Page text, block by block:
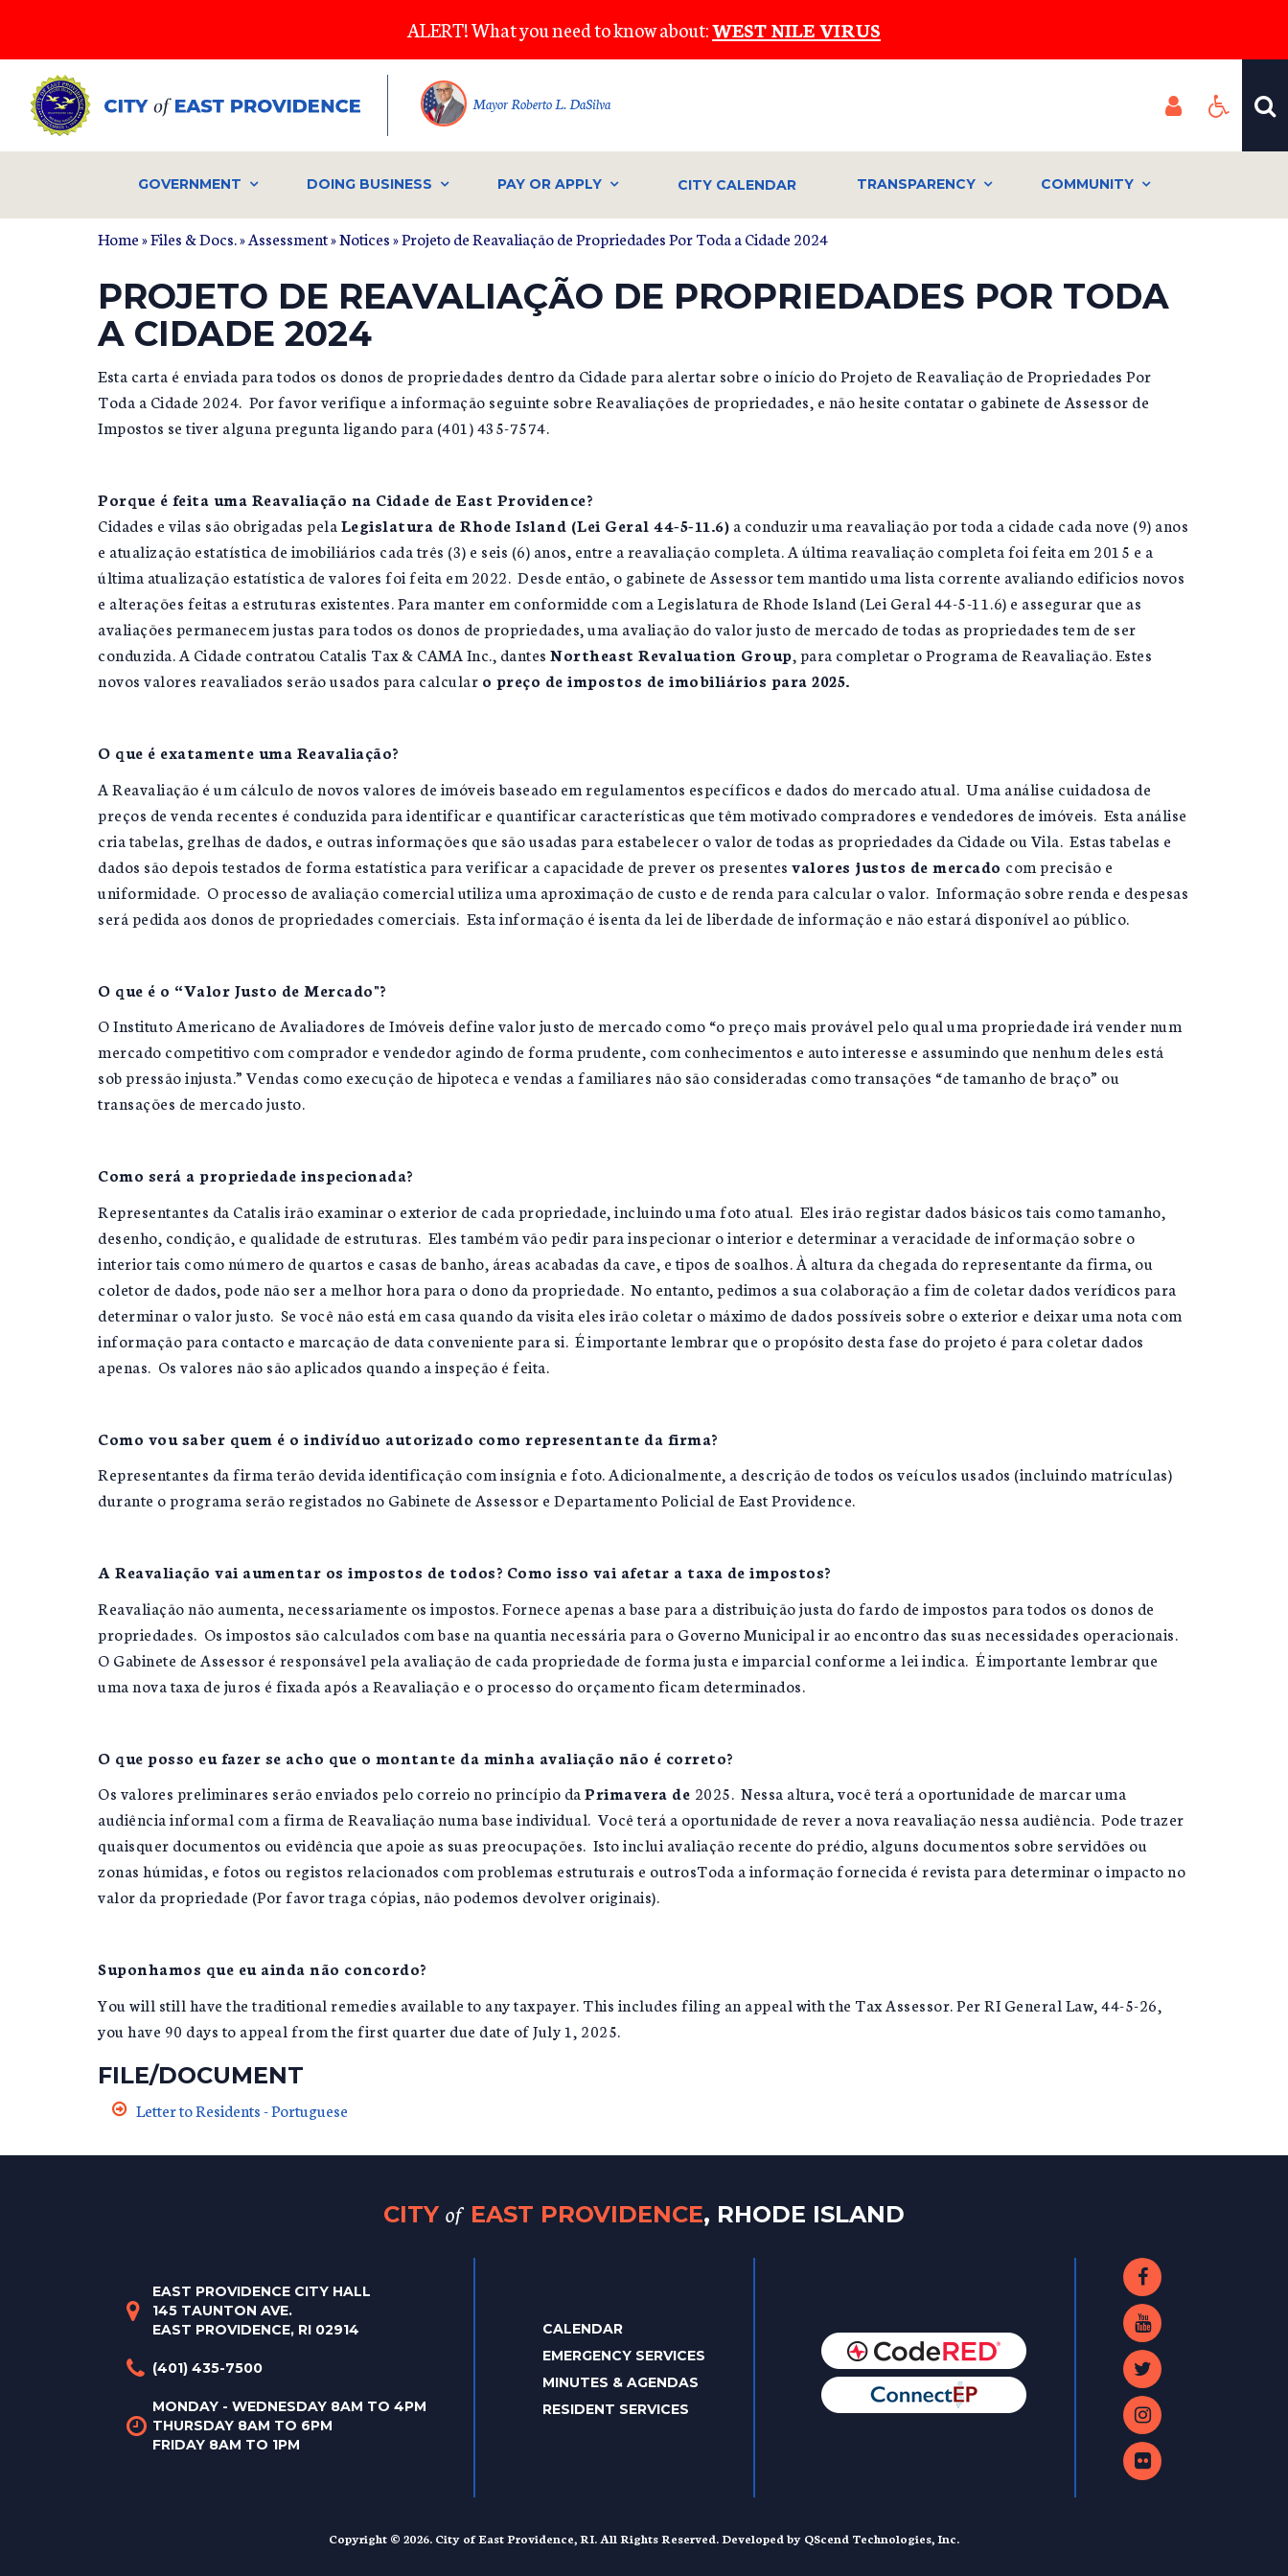
main
content
ALERT! What you need to know about:WEST NILE VIRUS
Mayor Roberto L. DaSilva
GOVERNMENT DOING BUSINESS PAY OR APPLY CITY CALENDAR TRANSPARENCY COMMUNITY
Home»Files & Docs. »Assessment»Notices» Projeto de Reavaliação de Propriedades Por Toda a Cidade 2024
PROJETO DE REAVALIAÇÃO DE PROPRIEDADES POR TODA
A CIDADE 2024
Esta carta é enviada para todos os donos de propriedades dentro da Cidade para alertar sobre o início do Projeto de Reavaliação de Propriedades Por
Toda a Cidade 2024. Por favor verifique a informação seguinte sobre Reavaliações de propriedades, e não hesite contatar o gabinete de Assessor de
Impostos se tiver alguna pregunta ligando para (401) 435-7574.
Porque é feita uma Reavaliação na Cidade de East Providence?
Cidades e vilas são obrigadas pela Legislatura de Rhode Island (Lei Geral 44-5-11.6) a conduzir uma reavaliação por toda a cidade cada nove (9) anos
e atualização estatística de imobiliários cada três (3) e seis (6) anos, entre a reavaliação completa. A última reavaliação completa foi feita em 2015 e a
última atualização estatística de valores foi feita em 2022. Desde então, o gabinete de Assessor tem mantido uma lista corrente avaliando edificios novos
e alterações feitas a estruturas existentes. Para manter em conformidde com a Legislatura de Rhode Island (Lei Geral 44-5-11.6) e assegurar que as
avaliações permanecem justas para todos os donos de propriedades, uma avaliação do valor justo de mercado de todas as propriedades tem de ser
conduzida. A Cidade contratou Catalis Tax & CAMA Inc., dantes Northeast Revaluation Group, para completar o Programa de Reavaliação. Estes
novos valores reavaliados serão usados para calcular o preço de impostos de imobiliários para 2025.
O que é exatamente uma Reavaliação?
A Reavaliação é um cálculo de novos valores de imóveis baseado em regulamentos específicos e dados do mercado atual. Uma análise cuidadosa de
preços de venda recentes é conduzida para identificar e quantificar características que têm motivado compradores e vendedores de imóveis. Esta análise
cria tabelas, grelhas de dados, e outras informações que são usadas para estabelecer o valor de todas as propriedades da Cidade ou Vila. Estas tabelas e
dados são depois testados de forma estatística para verificar a capacidade de prever os presentes valores justos de mercado com precisão e
uniformidade. O processo de avaliação comercial utiliza uma aproximação de custo e de renda para calcular o valor. Informação sobre renda e despesas
será pedida aos donos de propriedades comerciais. Esta informação é isenta da lei de liberdade de informação e não estará disponível ao público.
O que é o “Valor Justo de Mercado"?
O Instituto Americano de Avaliadores de Imóveis define valor justo de mercado como “o preço mais provável pelo qual uma propriedade irá vender num
mercado competitivo com comprador e vendedor agindo de forma prudente, com conhecimentos e auto interesse e assumindo que nenhum deles está
sob pressão injusta.” Vendas como execução de hipoteca e vendas a familiares não são consideradas como transações “de tamanho de braço” ou
transações de mercado justo.
Como será a propriedade inspecionada?
Representantes da Catalis irão examinar o exterior de cada propriedade, incluindo uma foto atual. Eles irão registar dados básicos tais como tamanho,
desenho, condição, e qualidade de estruturas. Eles também vão pedir para inspecionar o interior e determinar a veracidade de informação sobre o
interior tais como número de quartos e casas de banho, áreas acabadas da cave, e tipos de soalhos. À altura da chegada do representante da firma, ou
coletor de dados, pode não ser a melhor hora para o dono da propriedade. No entanto, pedimos a sua colaboração a fim de coletar dados verídicos para
determinar o valor justo. Se você não está em casa quando da visita eles irão coletar o máximo de dados possíveis sobre o exterior e deixar uma nota com
informação para contacto e marcação de data conveniente para si. É importante lembrar que o propósito desta fase do projeto é para coletar dados
apenas. Os valores não são aplicados quando a inspeção é feita.
Como vou saber quem é o indivíduo autorizado como representante da firma?
Representantes da firma terão devida identificação com insígnia e foto. Adicionalmente, a descrição de todos os veículos usados (incluindo matrículas)
durante o programa serão registados no Gabinete de Assessor e Departamento Policial de East Providence.
A Reavaliação vai aumentar os impostos de todos? Como isso vai afetar a taxa de impostos?
Reavaliação não aumenta, necessariamente os impostos. Fornece apenas a base para a distribuição justa do fardo de impostos para todos os donos de
propriedades. Os impostos são calculados com base na quantia necessária para o Governo Municipal ir ao encontro das suas necessidades operacionais.
O Gabinete de Assessor é responsável pela avaliação de cada propriedade de forma justa e imparcial conforme a lei indica. É importante lembrar que
uma nova taxa de juros é fixada após a Reavaliação e o processo do orçamento ficam determinados.
O que posso eu fazer se acho que o montante da minha avaliação não é correto?
Os valores preliminares serão enviados pelo correio no princípio da Primavera de 2025. Nessa altura, você terá a oportunidade de marcar uma
audiência informal com a firma de Reavaliação numa base individual. Você terá a oportunidade de rever a nova reavaliação nessa audiência. Pode trazer
quaisquer documentos ou evidência que apoie as suas preocupações. Isto inclui avaliação recente do prédio, alguns documentos sobre servidões ou
zonas húmidas, e fotos ou registos relacionados com problemas estruturais e outrosToda a informação fornecida é revista para determinar o impacto no
valor da propriedade (Por favor traga cópias, não podemos devolver originais).
Suponhamos que eu ainda não concordo?
You will still have the traditional remedies available to any taxpayer. This includes filing an appeal with the Tax Assessor. Per RI General Law, 44-5-26,
you have 90 days to appeal from the first quarter due date of July 1, 2025.
FILE/DOCUMENT
Letter to Residents - Portuguese
CITY of EAST PROVIDENCE, RHODE ISLAND
EAST PROVIDENCE CITY HALL
145 TAUNTON AVE.
EAST PROVIDENCE, RI 02914
(401) 435-7500
MONDAY - WEDNESDAY 8AM TO 4PM
THURSDAY 8AM TO 6PM
FRIDAY 8AM TO 1PM
CALENDAR
EMERGENCY SERVICES
MINUTES & AGENDAS
RESIDENT SERVICES
Copyright © 2026. City of East Providence, RI. All Rights Reserved. Developed by QScend Technologies, Inc.